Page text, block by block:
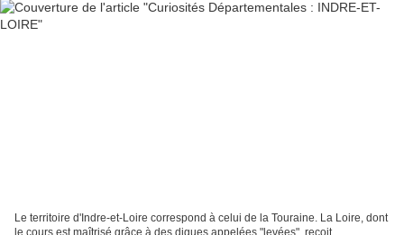
Le territoire d'Indre-et-Loire correspond à celui de la Touraine. La Loire, dont
le cours est maîtrisé grâce à des digues appelées "levées", reçoit